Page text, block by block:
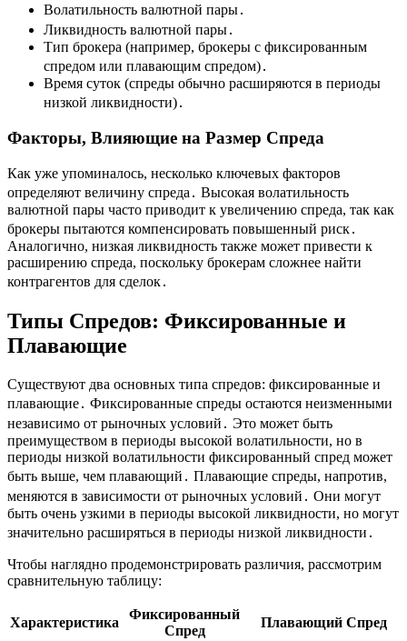
Волатильность валютной пары․
Ликвидность валютной пары․
Тип брокера (например, брокеры с фиксированным
спредом или плавающим спредом)․
Время суток (спреды обычно расширяются в периоды
низкой ликвидности)․
Факторы, Влияющие на Размер Спреда
Как уже упоминалось, несколько ключевых факторов
определяют величину спреда․ Высокая волатильность
валютной пары часто приводит к увеличению спреда, так как
брокеры пытаются компенсировать повышенный риск․
Аналогично, низкая ликвидность также может привести к
расширению спреда, поскольку брокерам сложнее найти
контрагентов для сделок․
Типы Спредов: Фиксированные и
Плавающие
Существуют два основных типа спредов: фиксированные и
плавающие․ Фиксированные спреды остаются неизменными
независимо от рыночных условий․ Это может быть
преимуществом в периоды высокой волатильности, но в
периоды низкой волатильности фиксированный спред может
быть выше, чем плавающий․ Плавающие спреды, напротив,
меняются в зависимости от рыночных условий․ Они могут
быть очень узкими в периоды высокой ликвидности, но могут
значительно расширяться в периоды низкой ликвидности․
Чтобы наглядно продемонстрировать различия, рассмотрим
сравнительную таблицу:
Характеристика
Фиксированный
Спред
Плавающий Спред